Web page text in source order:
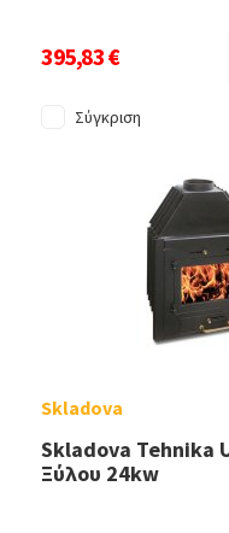
395,83 €
Σύγκριση
Skladova
Skladova Tehnika
Ξύλου 24kw